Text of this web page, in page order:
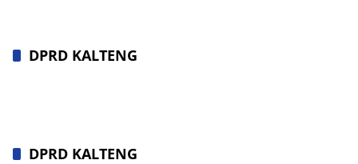
DPRD KALTENG
DPRD KALTENG